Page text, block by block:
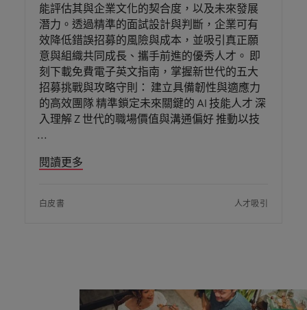
能評估其與企業文化的契合度，以及未來發展
潛力。透過精準的面試設計與判斷，企業可有
效降低錯誤招募的風險與成本，並吸引真正願
意與組織共同成長、攜手前進的優秀人才。 即
刻下載免費電子英文指南，掌握新世代的五大
招募挑戰與攻略守則： 建立具備韌性與適應力
的高效團隊 精準鎖定未來關鍵的 AI 技能人才 深
入理解 Z 世代的職場價值與溝通偏好 推動以技
閱讀更多
白皮書 人才吸引